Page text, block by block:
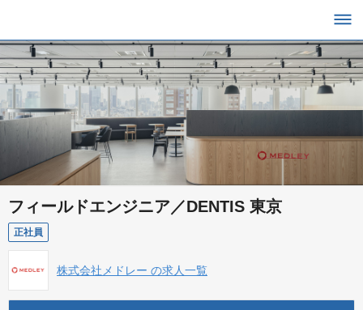
フィールドエンジニア／DENTIS 東京
正社員
株式会社メドレー の求人一覧